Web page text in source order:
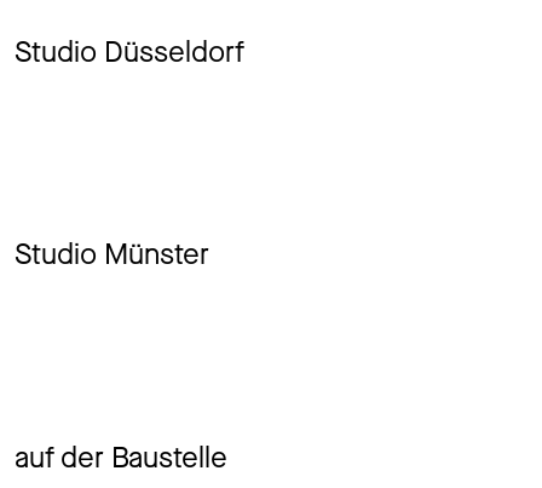
Studio Düsseldorf
Studio Münster
auf der Baustelle